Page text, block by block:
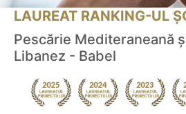
LAUREAT RANKING-UL
Pescărie Mediteraneană
Libanez - Babel